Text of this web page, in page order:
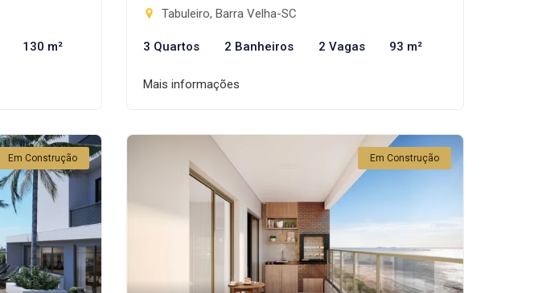
130 m²
Tabuleiro, Barra Velha-SC
3 Quartos 2 Banheiros 2 Vagas 93 m²
Mais informações
Em Construção Em Construção